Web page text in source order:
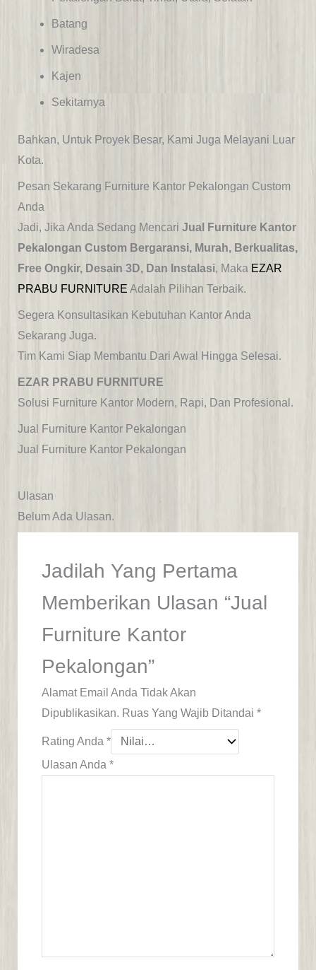
Batang
Wiradesa
Kajen
Sekitarnya
Bahkan, Untuk Proyek Besar, Kami Juga Melayani Luar
Kota.
Pesan Sekarang Furniture Kantor Pekalongan Custom
Anda
Jadi, Jika Anda Sedang Mencari Jual Furniture Kantor
Pekalongan Custom Bergaransi, Murah, Berkualitas,
Free Ongkir, Desain 3D, Dan Instalasi, Maka EZAR
PRABU FURNITURE Adalah Pilihan Terbaik.
Segera Konsultasikan Kebutuhan Kantor Anda
Sekarang Juga.
Tim Kami Siap Membantu Dari Awal Hingga Selesai.
EZAR PRABU FURNITURE
Solusi Furniture Kantor Modern, Rapi, Dan Profesional.
Jual Furniture Kantor Pekalongan
Jual Furniture Kantor Pekalongan
Ulasan
Belum Ada Ulasan.
Jadilah Yang Pertama
Memberikan Ulasan “Jual
Furniture Kantor
Pekalongan”
Alamat Email Anda Tidak Akan
Dipublikasikan. Ruas Yang Wajib Ditandai *
Rating Anda *
Ulasan Anda *